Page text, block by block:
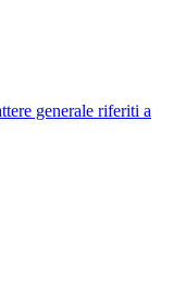
generale riferiti a